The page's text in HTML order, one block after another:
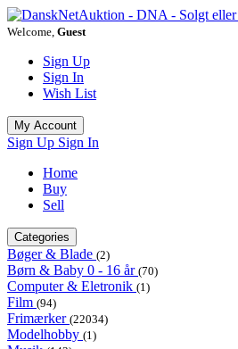
Welcome, Guest
Sign Up
Sign In
Wish List
My Account
Sign Up Sign In
Home
Buy
Sell
Categories
Bøger & Blade (2)
Børn & Baby 0 - 16 år (70)
Computer & Eletronik (1)
Film (94)
Frimærker (22034)
Modelhobby (1)